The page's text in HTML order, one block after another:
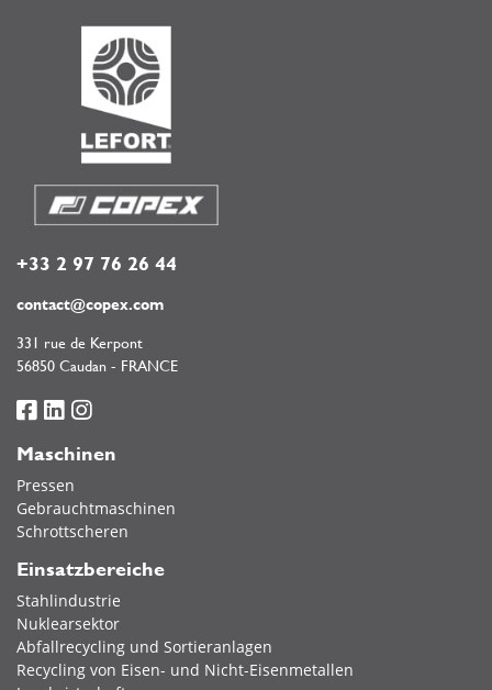
+33 2 97 76 26 44
contact@copex.com
331 rue de Kerpont
56850 Caudan - FRANCE
Maschinen
Pressen
Gebrauchtmaschinen
Schrottscheren
Einsatzbereiche
Stahlindustrie
Nuklearsektor
Abfallrecycling und Sortieranlagen
Recycling von Eisen- und Nicht-Eisenmetallen